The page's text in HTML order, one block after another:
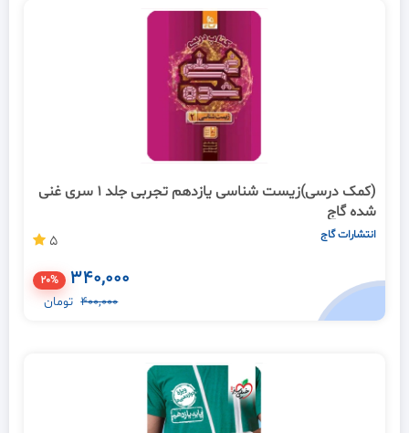
(کمک درسی)زیست شناسی یازدهم تجربی جلد 1 سری غنی
شده گاج
انتشارات گاج 5
340,000
20%
400,000 تومان